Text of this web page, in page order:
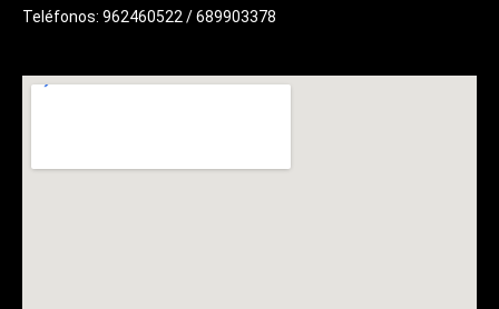
Teléfonos: 962460522 / 689903378